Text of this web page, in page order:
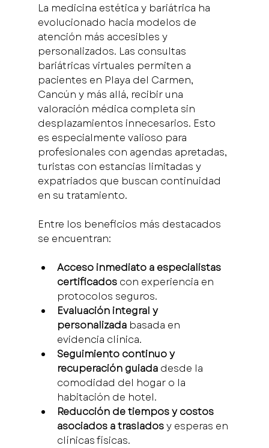
La medicina estética y bariátrica ha
evolucionado hacia modelos de
atención más accesibles y
personalizados. Las consultas
bariátricas virtuales permiten a
pacientes en Playa del Carmen,
Cancún y más allá, recibir una
valoración médica completa sin
desplazamientos innecesarios. Esto
es especialmente valioso para
profesionales con agendas apretadas,
turistas con estancias limitadas y
expatriados que buscan continuidad
en su tratamiento.
Entre los beneficios más destacados
se encuentran:
Acceso inmediato a especialistas
certificados con experiencia en
protocolos seguros.
Evaluación integral y
personalizada basada en
evidencia clínica.
Seguimiento continuo y
recuperación guiada desde la
comodidad del hogar o la
habitación de hotel.
Reducción de tiempos y costos
asociados a traslados y esperas en
clínicas físicas.